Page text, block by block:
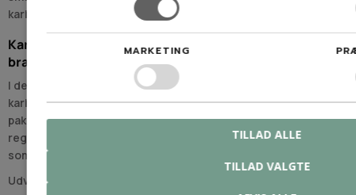
karburatoren.
Karburatordele og membransæt til
brændstofsystemet
I denne kategori findes primært membransæt og beslægtede
karburatordele til trimmere og kratryddere. Membraner,
pakninger og interne sliddele indgår i karburatorens
regulering af brændstof og luftblanding og udskiftes typisk
som del af vedligeholdelse eller reparation.
Udvalget omfatter blandt andet dele til kendte
MARKETING
TILLAD VALGTE
TILLAD ALLE